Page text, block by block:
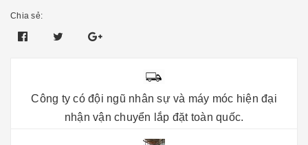
Chia sẻ:
Công ty có đội ngũ nhân sự và máy móc hiện đại
nhận vận chuyển lắp đặt toàn quốc.